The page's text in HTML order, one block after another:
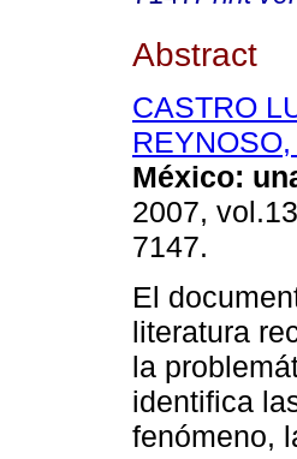
Abstract
CASTRO
México:
2007,
7147.
El
literatura
la
identifica
fenómeno,